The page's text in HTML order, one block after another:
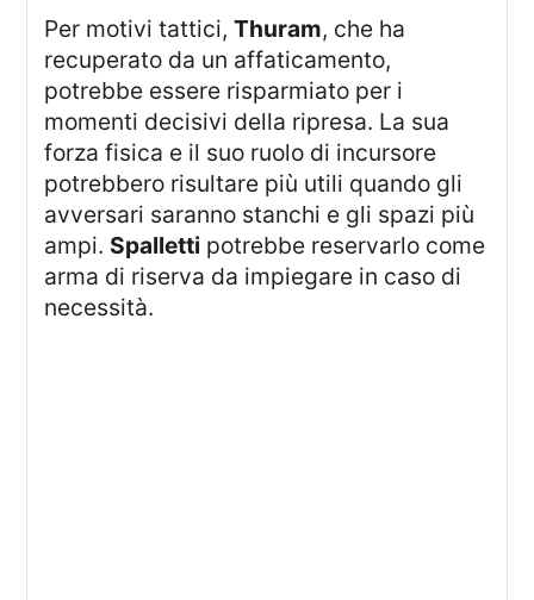
Per motivi tattici,Thuram, che ha
recuperato da un affaticamento,
potrebbe essere risparmiato per i
momenti decisivi della ripresa. La sua
forza fisica e il suo ruolo di incursore
potrebbero risultare più utili quando gli
avversari saranno stanchi e gli spazi più
ampi. Spalletti potrebbe reservarlo come
arma di riserva da impiegare in caso di
necessità.